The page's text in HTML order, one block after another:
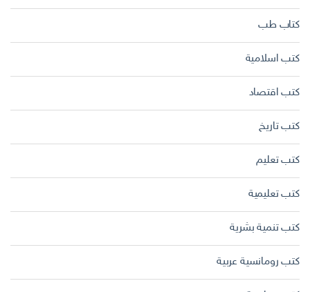
كتاب طب
كتب اسلامية
كتب اقتصاد
كتب تاريخ
كتب تعليم
كتب تعليمية
كتب تنمية بشرية
كتب رومانسية عربية